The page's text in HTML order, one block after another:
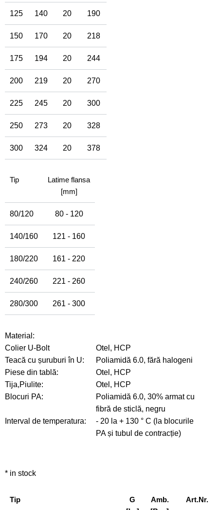
125 140 20 190
150 170 20 218
175 194 20 244
200 219 20 270
225 245 20 300
250 273 20 328
300 324 20 378
Tip
Latime flansa
[mm]
80/120 80 - 120
140/160 121 - 160
180/220 161 - 220
240/260 221 - 260
280/300 261 - 300
Material:
Colier U-Bolt
Otel, HCP
Teacă cu șuruburi în U:
Poliamidă 6.0, fără halogeni
Piese din tablă:
Otel, HCP
Tija,Piulite:
Otel, HCP
Blocuri PA:
Poliamidă 6.0, 30% armat cu
fibră de sticlă, negru
Interval de temperatura:
- 20 la + 130 ° C (la blocurile
PA și tubul de contracție)
* in stock
Tip
G
Amb.
Art.Nr.